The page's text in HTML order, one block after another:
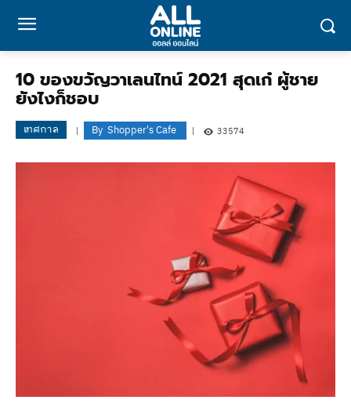
10 ของขวัญวาเลนไทน์ 2021 สุดเก๋ ผู้ชาย
ยังไงก็ชอบ
เทศกาล By Shopper's Cafe 33574